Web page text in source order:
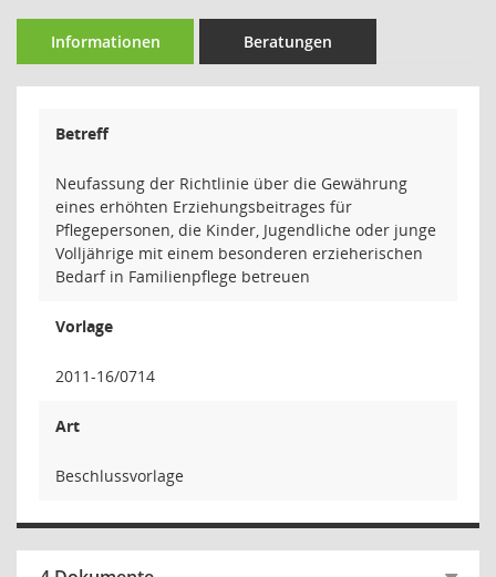
Informationen Beratungen
Betreff
Neufassung der Richtlinie über die Gewährung
eines erhöhten Erziehungsbeitrages für
Pflegepersonen, die Kinder, Jugendliche oder junge
Volljährige mit einem besonderen erzieherischen
Bedarf in Familienpflege betreuen
Vorlage
2011-16/0714
Art
Beschlussvorlage